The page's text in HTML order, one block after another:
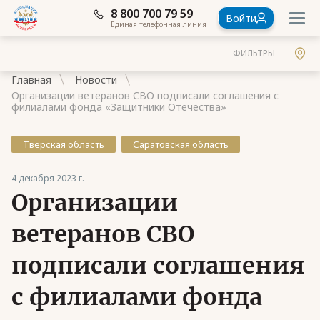
8 800 700 79 59
Единая телефонная линия Войти
ФИЛЬТРЫ
Главная
Новости
Организации ветеранов СВО подписали соглашения с
филиалами фонда «Защитники Отечества»
Тверская область Саратовская область
4 декабря 2023 г.
Организации
ветеранов СВО
подписали соглашения
с филиалами фонда
Контакты
Стать членом Ассоциации ветеранов СВО
Ассоциация в субъектах России
Частые вопросы